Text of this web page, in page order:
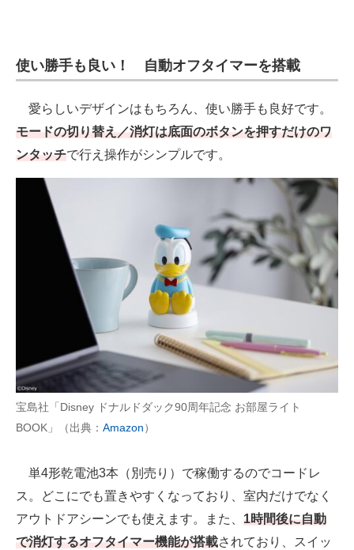
使い勝手も良い！ 自動オフタイマーを搭載
愛らしいデザインはもちろん、使い勝手も良好です。
モードの切り替え／消灯は底面のボタンを押すだけのワ
ンタッチで行え操作がシンプルです。
宝島社「Disney ドナルドダック90周年記念 お部屋ライト
BOOK」（出典： Amazon）
単4形乾電池3本（別売り）で稼働するのでコードレ
ス。どこにでも置きやすくなっており、室内だけでなく
アウトドアシーンでも使えます。また、 1時間後に自動
で消灯するオフタイマー機能が搭載されており、スイッ